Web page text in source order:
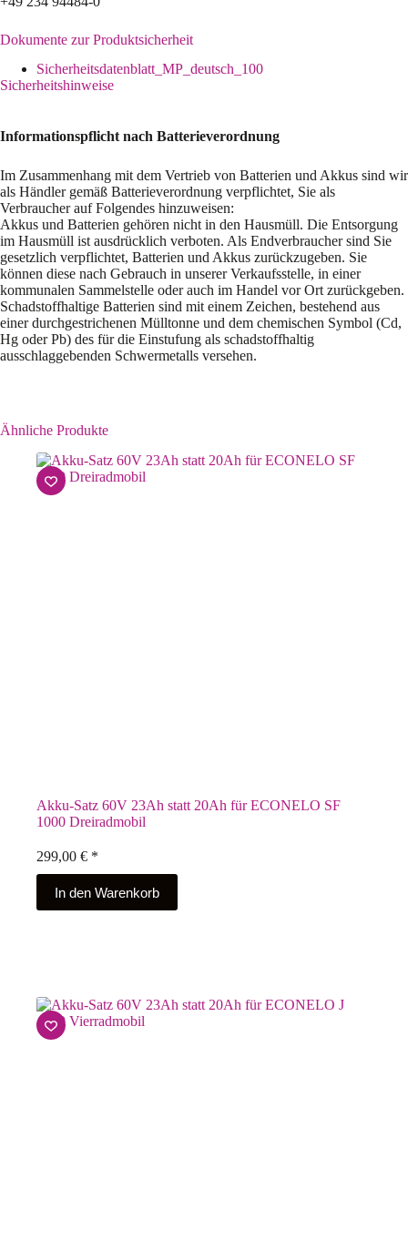
Dokumente zur Produktsicherheit
Sicherheitsdatenblatt_MP_deutsch_100
Sicherheitshinweise
Informationspflicht nach Batterieverordnung
Im Zusammenhang mit dem Vertrieb von Batterien und Akkus sind wir
als Händler gemäß Batterieverordnung verpflichtet, Sie als
Verbraucher auf Folgendes hinzuweisen:
Akkus und Batterien gehören nicht in den Hausmüll. Die Entsorgung
im Hausmüll ist ausdrücklich verboten. Als Endverbraucher sind Sie
gesetzlich verpflichtet, Batterien und Akkus zurückzugeben. Sie
können diese nach Gebrauch in unserer Verkaufsstelle, in einer
kommunalen Sammelstelle oder auch im Handel vor Ort zurückgeben.
Schadstoffhaltige Batterien sind mit einem Zeichen, bestehend aus
einer durchgestrichenen Mülltonne und dem chemischen Symbol (Cd,
Hg oder Pb) des für die Einstufung als schadstoffhaltig
ausschlaggebenden Schwermetalls versehen.
Ähnliche Produkte
Akku-Satz 60V 23Ah statt 20Ah für ECONELO SF
1000 Dreiradmobil
299,00 € *
In den Warenkorb